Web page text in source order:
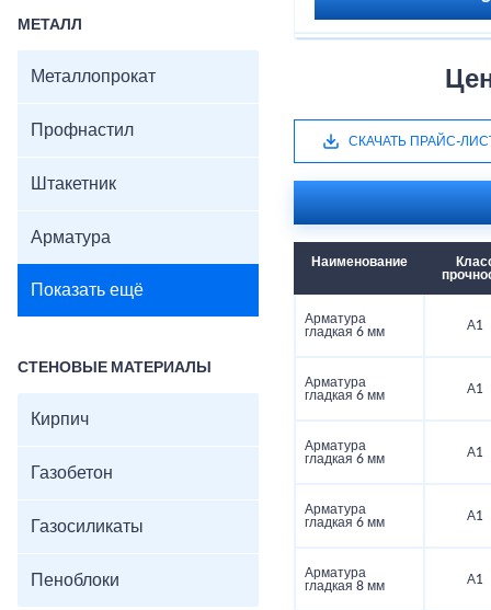
МЕТАЛЛ
Металлопрокат
Профнастил
Штакетник
Арматура
Показать ещё
СТЕНОВЫЕ МАТЕРИАЛЫ
Кирпич
Газобетон
Газосиликаты
Пеноблоки
СКАЧАТЬ ПРАЙС-
Наименование
Арматура
гладкая 6 мм
А1
Арматура
гладкая 6 мм
А1
Арматура
гладкая 6 мм
А1
Арматура
гладкая 6 мм
А1
Арматура
гладкая 8 мм
А1